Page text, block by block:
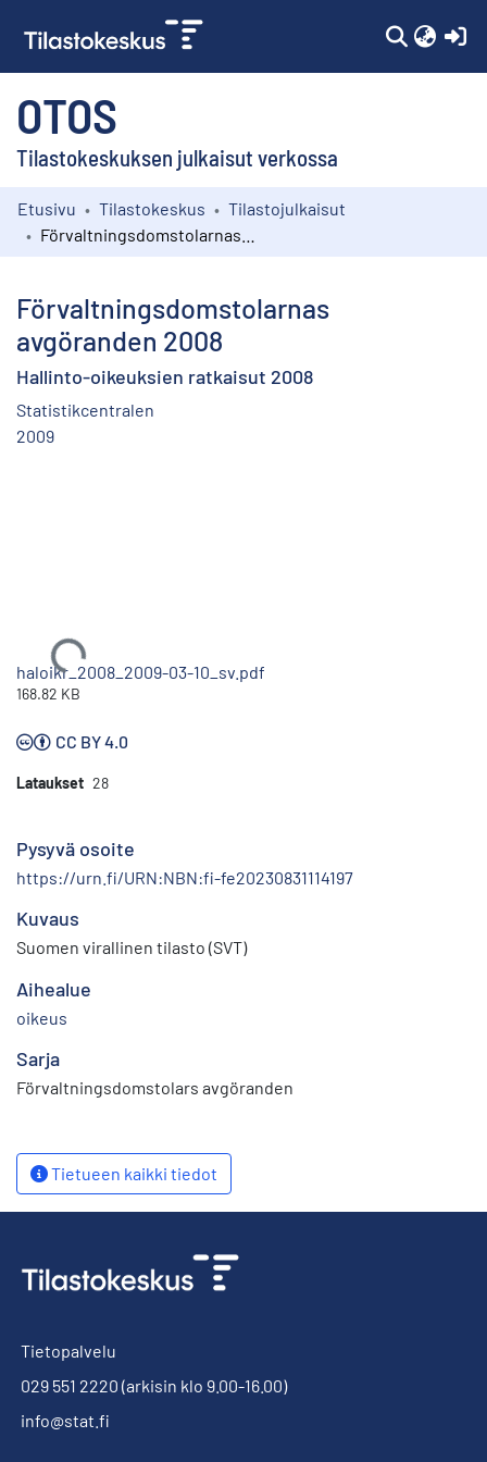
OTOS
Tilastokeskuksen julkaisut verkossa
Kokoelmat
Etusivu Tilastokeskus
Tilastojulkaisut
Förvaltningsdomstolarnas
avgöranden 2008
Hallinto-oikeuksien ratkaisut 2008
Statistikcentralen
2009
Ladataan...
haloikr_2008_2009-03-10_sv.pdf
168.82 KB
CC BY 4.0
Lataukset 28
Pysyvä osoite
https://urn.fi/URN:NBN:fi-fe20230831114197
Kuvaus
Suomen virallinen tilasto (SVT)
Aihealue
oikeus
Sarja
Förvaltningsdomstolars avgöranden
Tietueen kaikki tiedot
Tietopalvelu
029 551 2220 (arkisin klo 9.00-16.00)
info@stat.fi